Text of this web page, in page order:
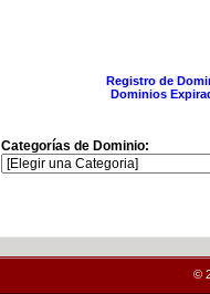
Registro de
Dominios
Categorías de Dominio:
©